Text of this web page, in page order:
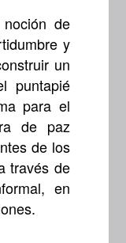
de
y
un
puntapié
para el
de paz
de los
través de
en